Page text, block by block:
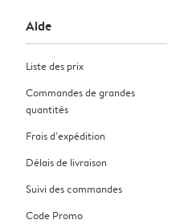
Aide
Liste des prix
Commandes de grandes
quantités
Frais d’expédition
Délais de livraison
Suivi des commandes
Code Promo